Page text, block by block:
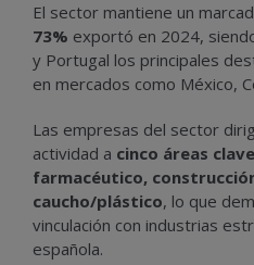
El sector mantiene un
73% exportó en 2024,
y Portugal los principales
en mercados como México,
Las empresas del sector
actividad a cinco áreas
farmacéutico,
caucho/plástico, lo que
vinculación con industrias
española.